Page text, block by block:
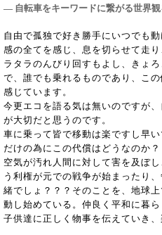
― 自転車をキーワードに繋がる世界観
自由で孤独で好き勝手にいつでも
感の全てを感じ、息を切らせて走
ラタラのんびり回すもよし、きょ
で、誰でも乗れるものであり、こ
感じています。
今更エコを語る気は無いのですが
が大切だと思うのです。
車に乗って皆で移動は楽ですし早
だけの為にこの代償はどうなのか？
空気が汚れ人間に対して害を及ぼ
う利権が元での戦争が始まったり
緒でしょ？？？そのことを、地球
動し始めている。仲良く平和に暮
子供達に正しく物事を伝えていき